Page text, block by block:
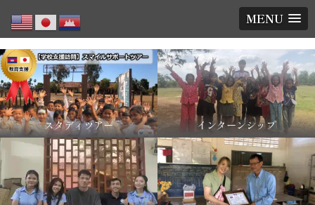
MENU
スタディツアー インターンシップ